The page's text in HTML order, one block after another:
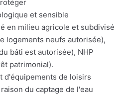
et sensible
en milieu agricole et subdivisé
logements neufs autorisée),
bâti est autorisée), NHP
patrimonial).
d'équipements de loisirs
du captage de l'eau